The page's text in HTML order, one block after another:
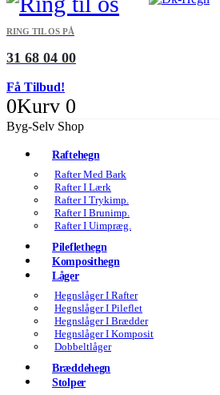
RING TIL OS PÅ
31 68 04 00
Få Tilbud!
0Kurv 0
Byg-Selv Shop
Raftehegn
Rafter Med Bark
Rafter I Lærk
Rafter I Trykimp.
Rafter I Brunimp.
Rafter I Uimpræg.
Pileflethegn
Komposithegn
Låger
Hegnslåger I Rafter
Hegnslåger I Pileflet
Hegnslåger I Brædder
Hegnslåger I Komposit
Dobbeltlåger
Bræddehegn
Stolper